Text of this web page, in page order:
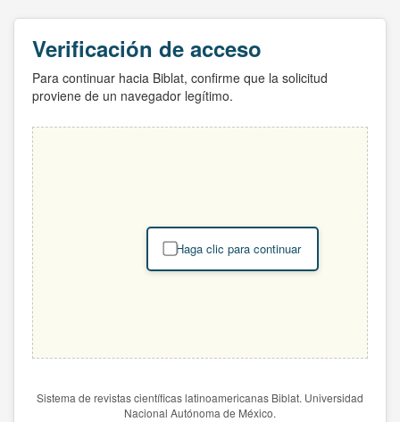
Verificación de acceso
Para continuar hacia Biblat, confirme que la solicitud
proviene de un navegador legítimo.
Haga clic para continuar
Sistema de revistas científicas latinoamericanas Biblat. Universidad
Nacional Autónoma de México.